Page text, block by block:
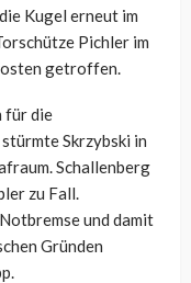
Kugel erneut im
Pichler im
getroffen.
für die
Skrzybski in
Schallenberg
zu Fall.
und damit
Gründen